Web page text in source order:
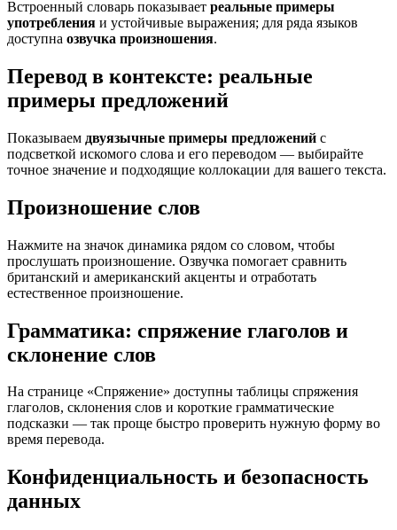
Встроенный словарь показывает реальные примеры
употребления и устойчивые выражения; для ряда языков
доступна озвучка произношения.
Перевод в контексте: реальные
примеры предложений
Показываем двуязычные примеры предложений с
подсветкой искомого слова и его переводом — выбирайте
точное значение и подходящие коллокации для вашего текста.
Произношение слов
Нажмите на значок динамика рядом со словом, чтобы
прослушать произношение. Озвучка помогает сравнить
британский и американский акценты и отработать
естественное произношение.
Грамматика: спряжение глаголов и
склонение слов
На странице «Спряжение» доступны таблицы спряжения
глаголов, склонения слов и короткие грамматические
подсказки — так проще быстро проверить нужную форму во
время перевода.
Конфиденциальность и безопасность
данных